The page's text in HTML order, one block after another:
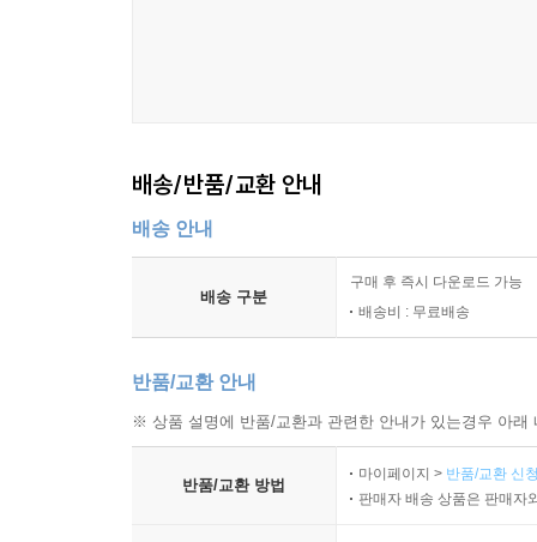
50. 법인카드 없으니 연락처에 등록된 1,000명이
52. 퇴직 후 조용해진 단톡방, 나는 그들에게 '지난
53. 승진한 동료의 축하 자리에 도저히 발길이 떨
54. 직장 동료를 친구라 믿었던 나의 순진함이 부
55. 고독사가 남의 일이 아니다, 내 주변엔 아무도
명함이 사라지는 순간을 '상실'이 아닌 '해방'으로
고유한 경험과 생각을 '콘텐츠'로 만드는 희열을 역
가족에게서 '돈 벌어오는 기계'가 아닌 '매력적인
퇴직 후의 공백을 나만의 서사로 채우는 법 등 50
기다리게 만드는 역발상의 전략들이 가득합니다.
배송/반품/교환 안내
배송 안내
배송 구분
구매 후 즉시 다운로드 가능
배송비 : 무료배송
반품/교환 안내
※ 상품 설명에 반품/교환과 관련한 안내가 있는경우 아
반품/교환 방법
마이페이지 > 반품/교환 신
판매자 배송 상품은 판매자